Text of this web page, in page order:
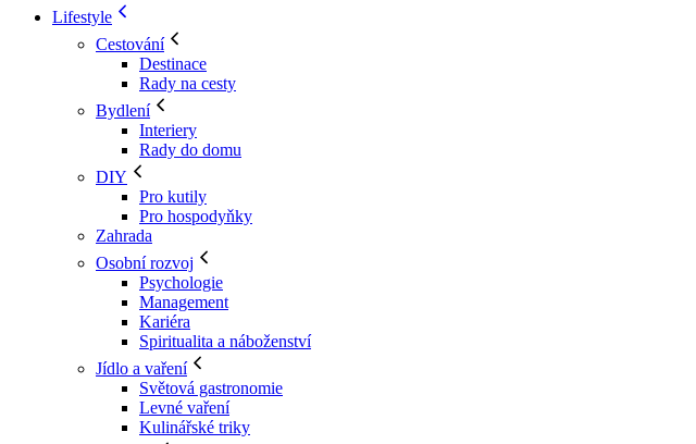
Lifestyle
Cestování
Destinace
Rady na cesty
Bydlení
Interiery
Rady do domu
DIY
Pro kutily
Pro hospodyňky
Zahrada
Osobní rozvoj
Psychologie
Management
Kariéra
Spiritualita a náboženství
Jídlo a vaření
Světová gastronomie
Levné vaření
Kulinářské triky